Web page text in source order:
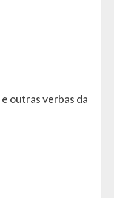
outras verbas da